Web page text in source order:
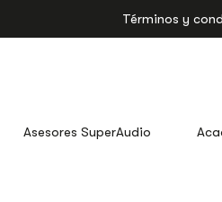
Términos y
Asesores SuperAudio